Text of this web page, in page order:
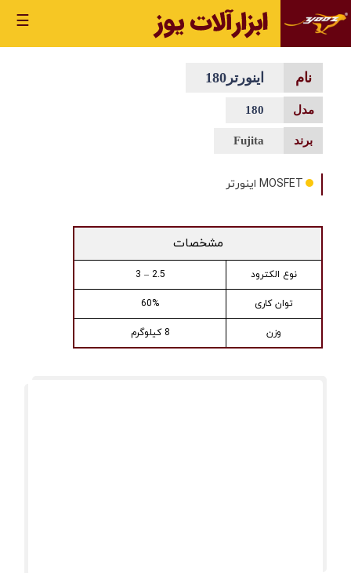
☰
اینورتر180
180
Fujita
MOSFET اینورتر
مشخصات
نوع الکترود 2.5 – 3
توان کاری 60%
وزن 8 کیلوگرم